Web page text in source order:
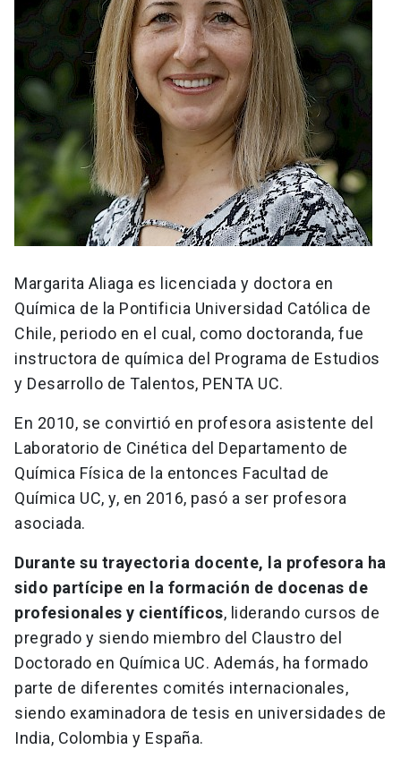
Margarita Aliaga es licenciada y doctora en
Química de la Pontificia Universidad Católica de
Chile, periodo en el cual, como doctoranda, fue
instructora de química del Programa de Estudios
y Desarrollo de Talentos, PENTA UC.
En 2010, se convirtió en profesora asistente del
Laboratorio de Cinética del Departamento de
Química Física de la entonces Facultad de
Química UC, y, en 2016, pasó a ser profesora
asociada.
Durante su trayectoria docente, la profesora ha
sido partícipe en la formación de docenas de
profesionales y científicos, liderando cursos de
pregrado y siendo miembro del Claustro del
Doctorado en Química UC. Además, ha formado
parte de diferentes comités internacionales,
siendo examinadora de tesis en universidades de
India, Colombia y España.